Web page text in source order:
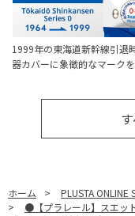
1999年の東海道新幹線引退
器カバーに象徴的なマーク
ホーム > PLUSTA ONLINE
>
●【プラレール】スエッ